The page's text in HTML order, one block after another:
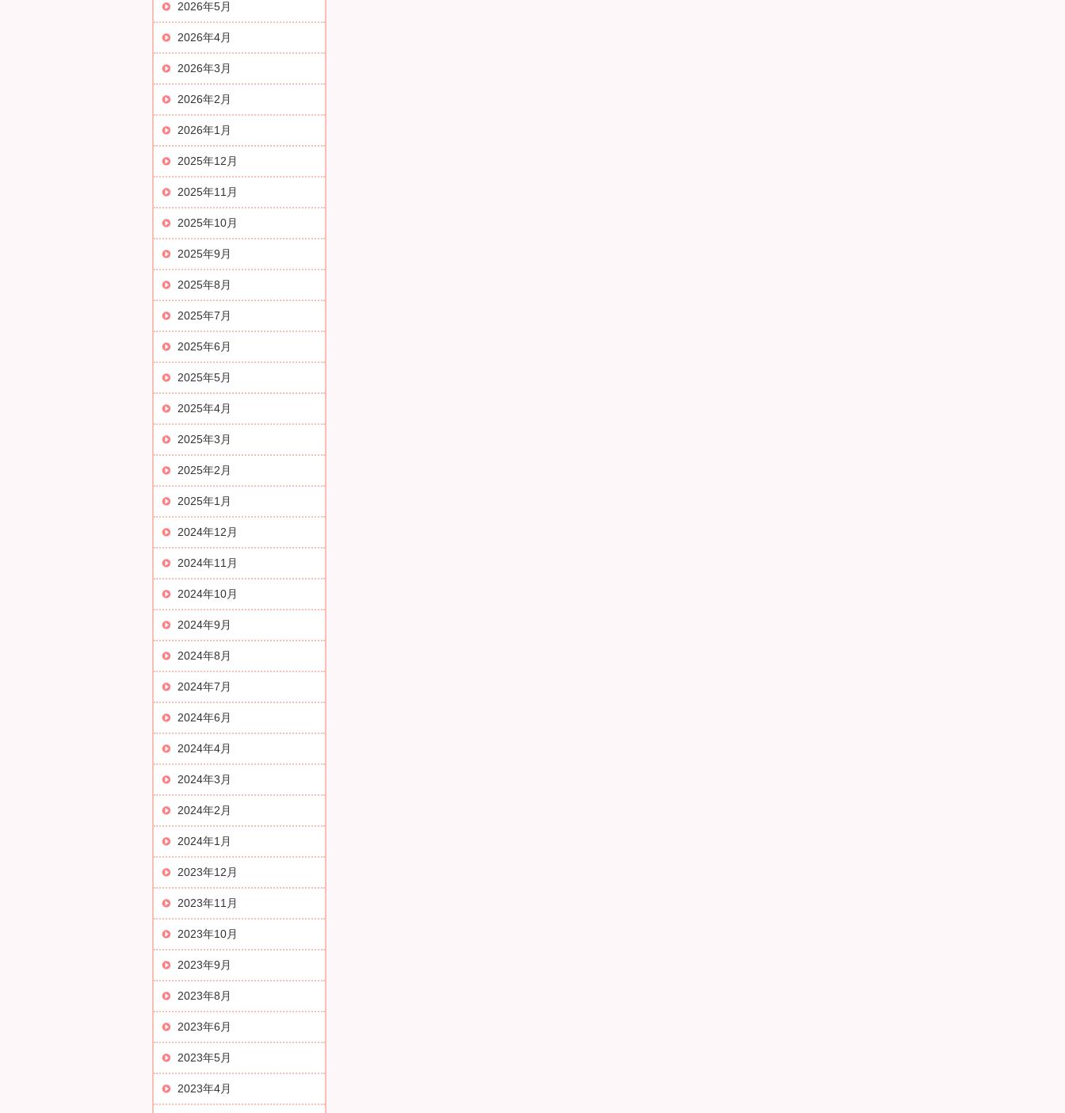
2026年5月
2026年4月
2026年3月
2026年2月
2026年1月
2025年12月
2025年11月
2025年10月
2025年9月
2025年8月
2025年7月
2025年6月
2025年5月
2025年4月
2025年3月
2025年2月
2025年1月
2024年12月
2024年11月
2024年10月
2024年9月
2024年8月
2024年7月
2024年6月
2024年4月
2024年3月
2024年2月
2024年1月
2023年12月
2023年11月
2023年10月
2023年9月
2023年8月
2023年6月
2023年5月
2023年4月